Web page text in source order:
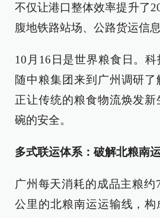
不仅让港口整体效率提升了
腹地铁路站场、公路货运信
10月16日是世界粮食日。
随中粮集团来到广州调研
正让传统的粮食物流焕发
碗的安全。
多式联运体系：破解北粮南
广州每天消耗的成品主粮约
公里的北粮南运运输线，构